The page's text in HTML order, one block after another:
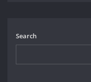
Search